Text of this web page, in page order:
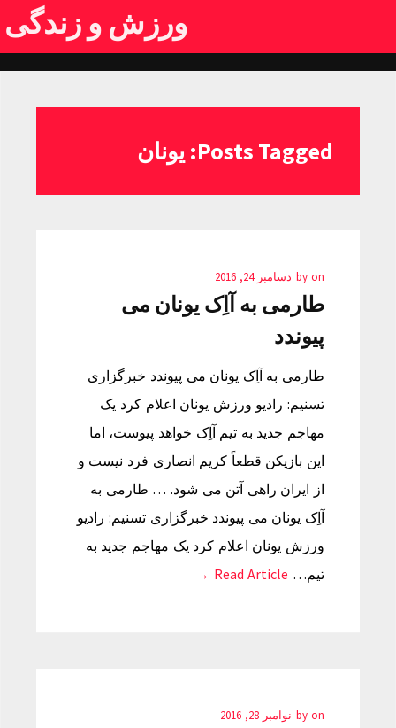
ورزش و زندگی
Posts Tagged: یونان
by on دسامبر 24, 2016
طارمی به آاِک یونان می
پیوندد
طارمی به آاِک یونان می پیوندد خبرگزاری
تسنیم: رادیو ورزش یونان اعلام کرد یک
مهاجم جدید به تیم آاِک خواهد پیوست، اما
این بازیکن قطعاً کریم انصاری فرد نیست و
از ایران راهی آتن می شود. … طارمی به
آاِک یونان می پیوندد خبرگزاری تسنیم: رادیو
ورزش یونان اعلام کرد یک مهاجم جدید به
تیم… Read Article →
by on نوامبر 28, 2016